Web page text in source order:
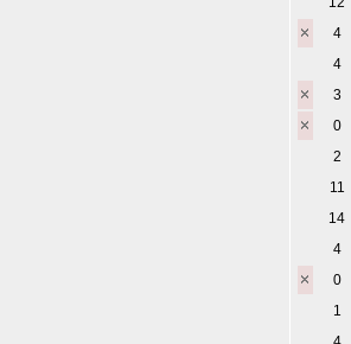
4
4
3
0
2
11
14
4
0
1